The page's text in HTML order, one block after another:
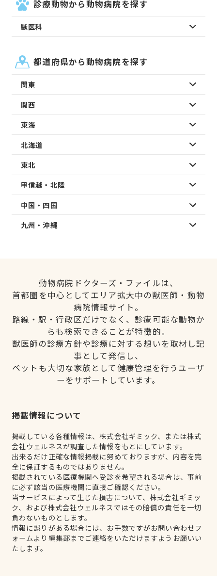
診療動物から動物病院を探す
獣医科
都道府県から動物病院を探す
関東
関西
東海
北海道
東北
甲信越・北陸
中国・四国
九州・沖縄
動物病院ドクターズ・ファイルは、
首都圏を中心としてエリア拡大中の獣医師・動物
病院情報サイト。
路線・駅・行政区だけでなく、診療可能な動物か
らも検索できることが特徴的。
獣医師の診療方針や診療に対する想いを取材し記
事として発信し、
ペットも大切な家族として健康管理を行うユーザ
ーをサポートしています。
掲載情報について
掲載している各種情報は、株式会社ギミック、または株式
会社ウェルネスが調査した情報をもとにしています。
出来るだけ正確な情報掲載に努めておりますが、内容を完
全に保証するものではありません。
掲載されている医療機関へ受診を希望される場合は、事前
に必ず該当の医療機関に直接ご確認ください。
当サービスによって生じた損害について、株式会社ギミッ
ク、および株式会社ウェルネスではその賠償の責任を一切
負わないものとします。
情報に誤りがある場合には、お手数ですがお問い合わせフ
ォームより編集部までご連絡をいただけますようお願いい
たします。